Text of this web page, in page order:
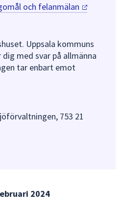
och felanmälan
Uppsala kommuns
med svar på allmänna
tar enbart emot
753 21
2024